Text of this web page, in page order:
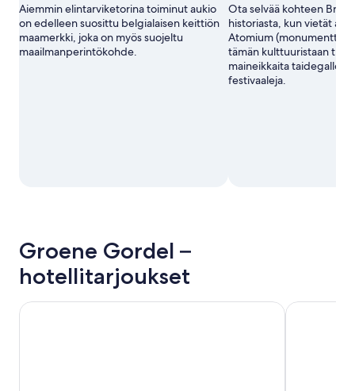
Aiemmin elintarviketorina toiminut aukio
on edelleen suosittu belgialaisen keittiön
maamerkki, joka on myös suojeltu
maailmanperintökohde.
Ota selvää kohteen
historiasta, kun vietät
Atomium (monumentti).
tämän kulttuuristaan
maineikkaita
festivaaleja.
Groene Gordel –
hotellitarjoukset
Pullman Brussels Centre Midi Radisson